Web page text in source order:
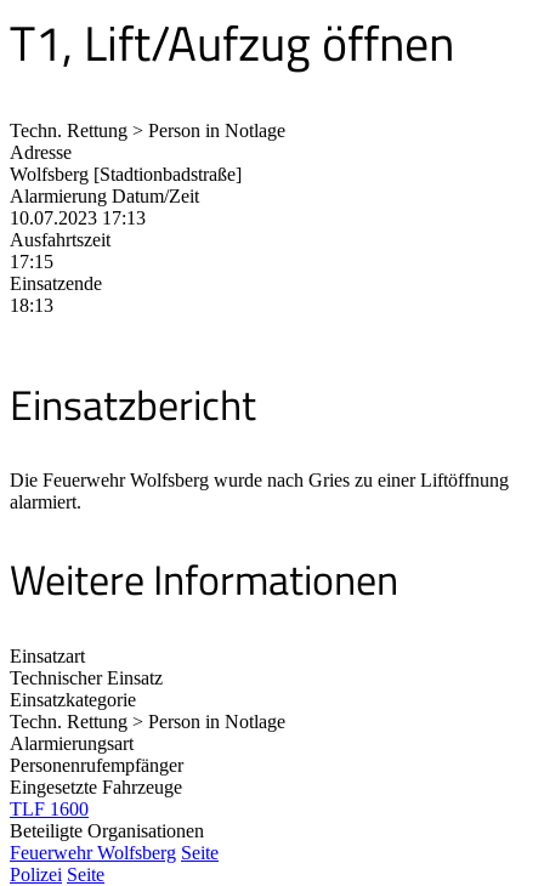
T1, Lift/Aufzug öffnen
Techn. Rettung > Person in Notlage
Adresse
Wolfsberg [Stadtionbadstraße]
Alarmierung Datum/Zeit
10.07.2023 17:13
Ausfahrtszeit
17:15
Einsatzende
18:13
Einsatzbericht
Die Feuerwehr Wolfsberg wurde nach Gries zu einer Liftöffnung
alarmiert.
Weitere Informationen
Einsatzart
Technischer Einsatz
Einsatzkategorie
Techn. Rettung > Person in Notlage
Alarmierungsart
Personenrufempfänger
Eingesetzte Fahrzeuge
TLF 1600
Beteiligte Organisationen
Feuerwehr Wolfsberg Seite
Polizei Seite